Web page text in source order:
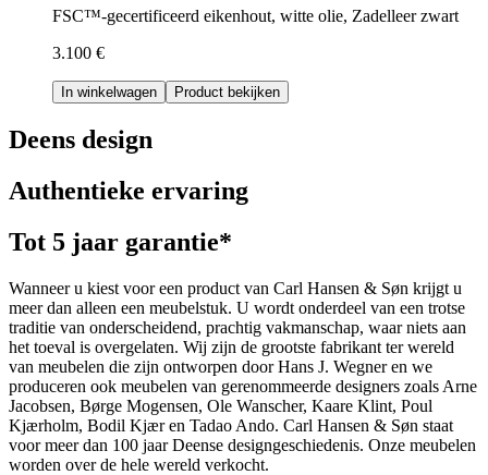
FSC™-gecertificeerd eikenhout, witte olie, Zadelleer zwart
3.100 €
In winkelwagen Product bekijken
Deens design
Authentieke ervaring
Tot 5 jaar garantie*
Wanneer u kiest voor een product van Carl Hansen & Søn krijgt u
meer dan alleen een meubelstuk. U wordt onderdeel van een trotse
traditie van onderscheidend, prachtig vakmanschap, waar niets aan
het toeval is overgelaten. Wij zijn de grootste fabrikant ter wereld
van meubelen die zijn ontworpen door Hans J. Wegner en we
produceren ook meubelen van gerenommeerde designers zoals Arne
Jacobsen, Børge Mogensen, Ole Wanscher, Kaare Klint, Poul
Kjærholm, Bodil Kjær en Tadao Ando. Carl Hansen & Søn staat
voor meer dan 100 jaar Deense designgeschiedenis. Onze meubelen
worden over de hele wereld verkocht.